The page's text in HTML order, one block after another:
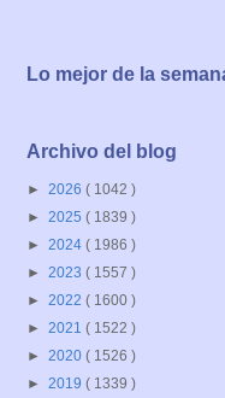
Lo mejor de la
Archivo del blog
► 2026 ( 1042 )
► 2025 ( 1839 )
► 2024 ( 1986 )
► 2023 ( 1557 )
► 2022 ( 1600 )
► 2021 ( 1522 )
► 2020 ( 1526 )
► 2019 ( 1339 )